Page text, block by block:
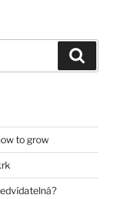
to grow